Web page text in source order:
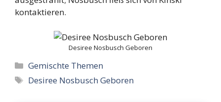
kontaktieren.
Desiree Nosbusch Geboren
Categories
Gemischte Themen
Tags
Desiree Nosbusch Geboren